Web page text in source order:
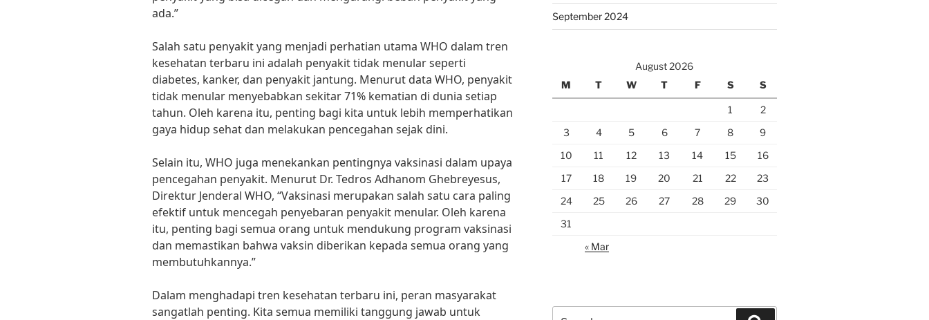
ada.”
Salah satu penyakit yang menjadi perhatian utama WHO dalam tren
kesehatan terbaru ini adalah penyakit tidak menular seperti
diabetes, kanker, dan penyakit jantung. Menurut data WHO, penyakit
tidak menular menyebabkan sekitar 71% kematian di dunia setiap
tahun. Oleh karena itu, penting bagi kita untuk lebih memperhatikan
gaya hidup sehat dan melakukan pencegahan sejak dini.
Selain itu, WHO juga menekankan pentingnya vaksinasi dalam upaya
pencegahan penyakit. Menurut Dr. Tedros Adhanom Ghebreyesus,
Direktur Jenderal WHO, “Vaksinasi merupakan salah satu cara paling
efektif untuk mencegah penyebaran penyakit menular. Oleh karena
itu, penting bagi semua orang untuk mendukung program vaksinasi
dan memastikan bahwa vaksin diberikan kepada semua orang yang
membutuhkannya.”
Dalam menghadapi tren kesehatan terbaru ini, peran masyarakat
sangatlah penting. Kita semua memiliki tanggung jawab untuk
September 2024
August 2026
M
T W T F S S
1
2
3
4 5 6 7 8
9
10
11 12 13 14 15
16
17
18 19 20 21 22
23
24
25 26 27 28 29
30
31
« Mar